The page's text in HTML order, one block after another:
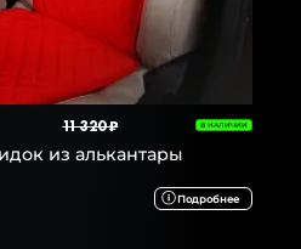
11 320 ₽ В НАЛИЧИИ
из алькантары
Подробнее